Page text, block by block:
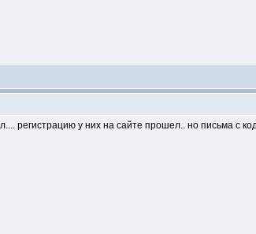
регистрацию у них на сайте прошел.. но письма с